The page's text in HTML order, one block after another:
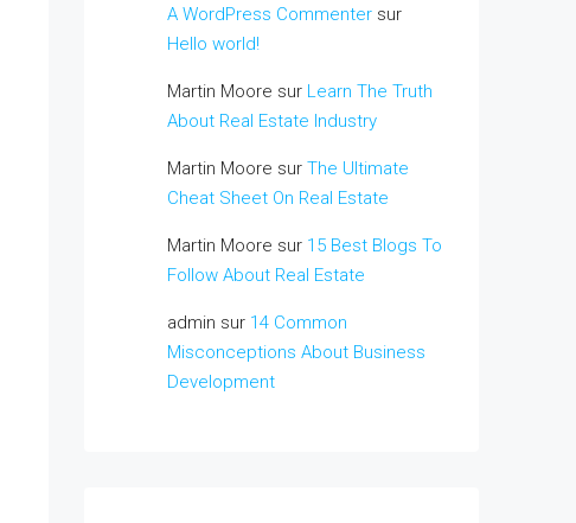
A WordPress Commenter sur
Hello world!
Martin Moore sur Learn The Truth
About Real Estate Industry
Martin Moore sur The Ultimate
Cheat Sheet On Real Estate
Martin Moore sur 15 Best Blogs To
Follow About Real Estate
admin sur 14 Common
Misconceptions About Business
Development